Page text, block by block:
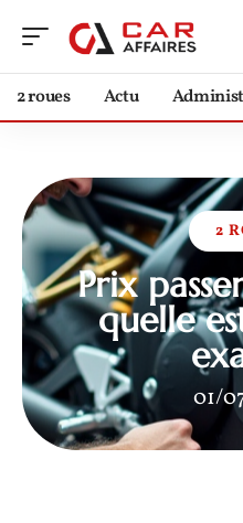
2 roues Actu
2
Prix
quelle
01/